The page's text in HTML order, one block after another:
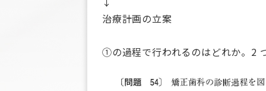
治療計画の立案
①の過程で行われるのはどれか。2